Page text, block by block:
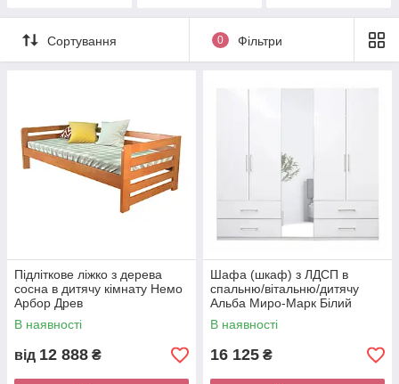
Сортування 0 Фільтри
Підліткове ліжко з дерева
сосна в дитячу кімнату Немо
Арбор Древ
В наявності
від 12 888 ₴
Шафа (шкаф) з ЛДСП в
спальню/вітальню/дитячу
Альба Миро-Марк Білий
глянець
В наявності
16 125 ₴